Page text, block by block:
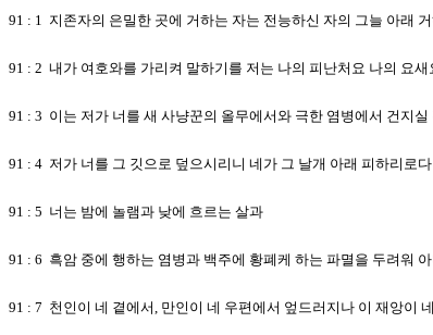
91 : 1 지존자의 은밀한 곳에 거하는 자는 전능하신 자의 그늘 아래
91 : 2 내가 여호와를 가리켜 말하기를 저는 나의 피난처요 나의 요
91 : 3 이는 저가 너를 새 사냥꾼의 올무에서와 극한 염병에서 건지실
91 : 4 저가 너를 그 깃으로 덮으시리니 네가 그 날개 아래 피하리로
91 : 5 너는 밤에 놀램과 낮에 흐르는 살과
91 : 6 흑암 중에 행하는 염병과 백주에 황폐케 하는 파멸을 두려워
91 : 7 천인이 네 곁에서, 만인이 네 우편에서 엎드러지나 이 재앙이